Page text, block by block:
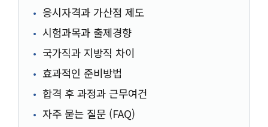
응시자격과 가산점 제도
시험과목과 출제경향
국가직과 지방직 차이
효과적인 준비방법
합격 후 과정과 근무여건
자주 묻는 질문 (FAQ)